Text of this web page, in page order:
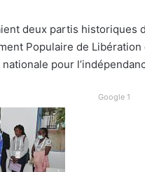
deux partis historiques
Populaire de Libération
pour
Google 1